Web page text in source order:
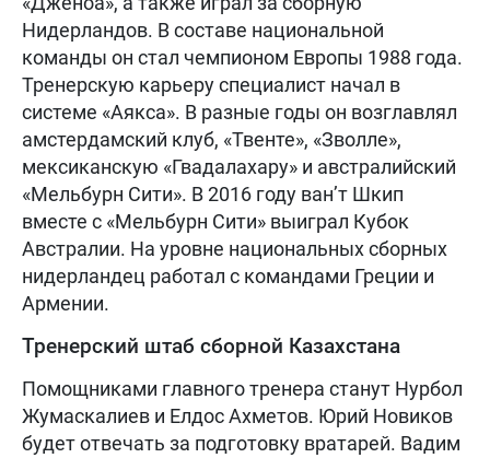
Нидерландов. В составе национальной
команды он стал чемпионом Европы 1988 года.
Тренерскую карьеру специалист начал в
системе «Аякса». В разные годы он возглавлял
амстердамский клуб, «Твенте», «Зволле»,
мексиканскую «Гвадалахару» и австралийский
«Мельбурн Сити». В 2016 году ван’т Шкип
вместе с «Мельбурн Сити» выиграл Кубок
Австралии. На уровне национальных сборных
нидерландец работал с командами Греции и
Армении.
Тренерский штаб сборной Казахстана
Помощниками главного тренера станут Нурбол
Жумаскалиев и Елдос Ахметов. Юрий Новиков
будет отвечать за подготовку вратарей. Вадим